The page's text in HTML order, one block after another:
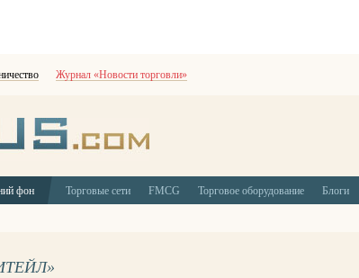
Журнал «Новости торговли»
фон Торговые сети FMCG Торговое оборудование Блоги